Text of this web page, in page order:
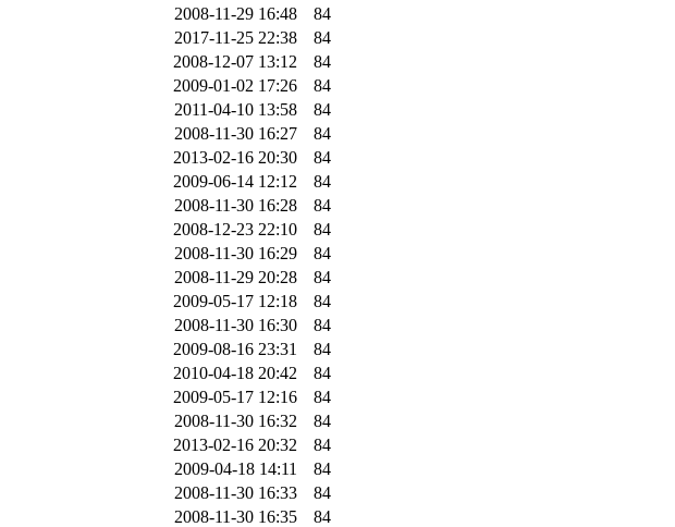
2008-11-29 16:48
84
2017-11-25 22:38
84
2008-12-07 13:12
84
2009-01-02 17:26
84
2011-04-10 13:58
84
2008-11-30 16:27
84
2013-02-16 20:30
84
2009-06-14 12:12
84
2008-11-30 16:28
84
2008-12-23 22:10
84
2008-11-30 16:29
84
2008-11-29 20:28
84
2009-05-17 12:18
84
2008-11-30 16:30
84
2009-08-16 23:31
84
2010-04-18 20:42
84
2009-05-17 12:16
84
2008-11-30 16:32
84
2013-02-16 20:32
84
2009-04-18 14:11
84
2008-11-30 16:33
84
2008-11-30 16:35
84